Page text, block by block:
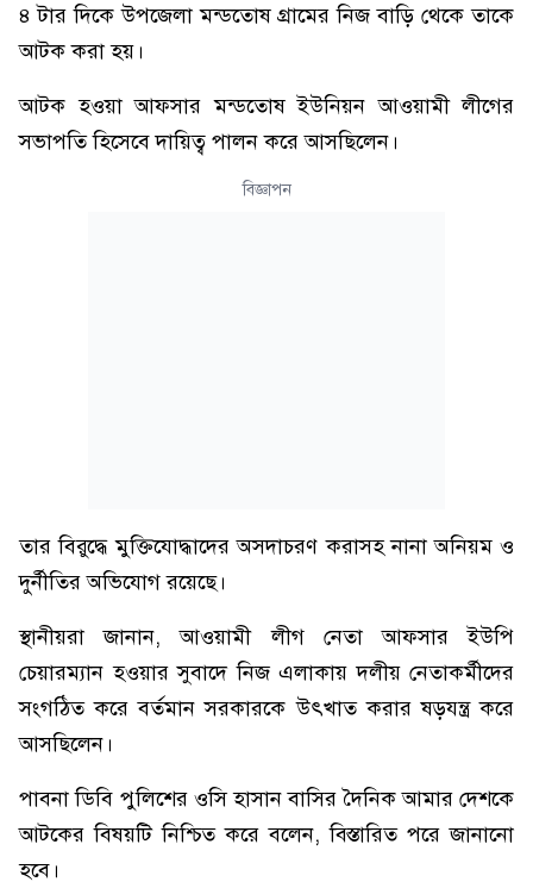
৪ টার দিকে উপজেলা মন্ডতোষ গ্রামের নিজ বাড়ি থেকে তাকে
আটক করা হয়।
আটক হওয়া আফসার মন্ডতোষ ইউনিয়ন আওয়ামী লীগের
সভাপতি হিসেবে দায়িত্ব পালন করে আসছিলেন।
বিজ্ঞাপন
তার বিরুদ্ধে মুক্তিযোদ্ধাদের অসদাচরণ করাসহ নানা অনিয়ম ও
দুর্নীতির অভিযোগ রয়েছে।
স্থানীয়রা জানান, আওয়ামী লীগ নেতা আফসার ইউপি
চেয়ারম্যান হওয়ার সুবাদে নিজ এলাকায় দলীয় নেতাকর্মীদের
সংগঠিত করে বর্তমান সরকারকে উৎখাত করার ষড়যন্ত্র করে
আসছিলেন।
পাবনা ডিবি পুলিশের ওসি হাসান বাসির দৈনিক আমার দেশকে
আটকের বিষয়টি নিশ্চিত করে বলেন, বিস্তারিত পরে জানানো
হবে।